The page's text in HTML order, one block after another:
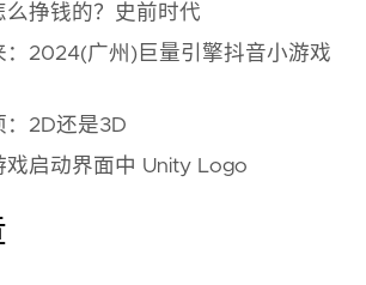
么挣钱的？史前时代
：2024(广州)巨量引擎抖音小游戏
：2D还是3D
戏启动界面中 Unity Logo